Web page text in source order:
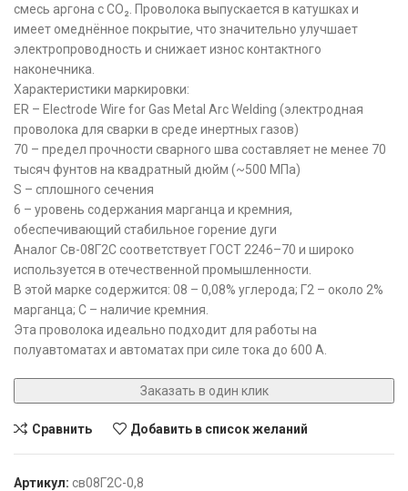
смесь аргона с CO₂. Проволока выпускается в катушках и
имеет омеднённое покрытие, что значительно улучшает
электропроводность и снижает износ контактного
наконечника.
Характеристики маркировки:
ER – Electrode Wire for Gas Metal Arc Welding (электродная
проволока для сварки в среде инертных газов)
70 – предел прочности сварного шва составляет не менее 70
тысяч фунтов на квадратный дюйм (~500 МПа)
S – сплошного сечения
6 – уровень содержания марганца и кремния,
обеспечивающий стабильное горение дуги
Аналог Св-08Г2С соответствует ГОСТ 2246–70 и широко
используется в отечественной промышленности.
В этой марке содержится: 08 – 0,08% углерода; Г2 – около 2%
марганца; С – наличие кремния.
Эта проволока идеально подходит для работы на
полуавтоматах и автоматах при силе тока до 600 А.
Заказать в один клик
Сравнить Добавить в список желаний
Артикул: св08Г2С-0,8